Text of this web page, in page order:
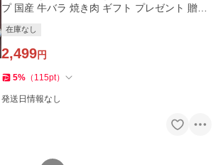
プ 国産 牛バラ 焼き肉 ギフト プレゼント 贈り
在庫なし
2,499円
5% （ 115pt）
発送日情報なし